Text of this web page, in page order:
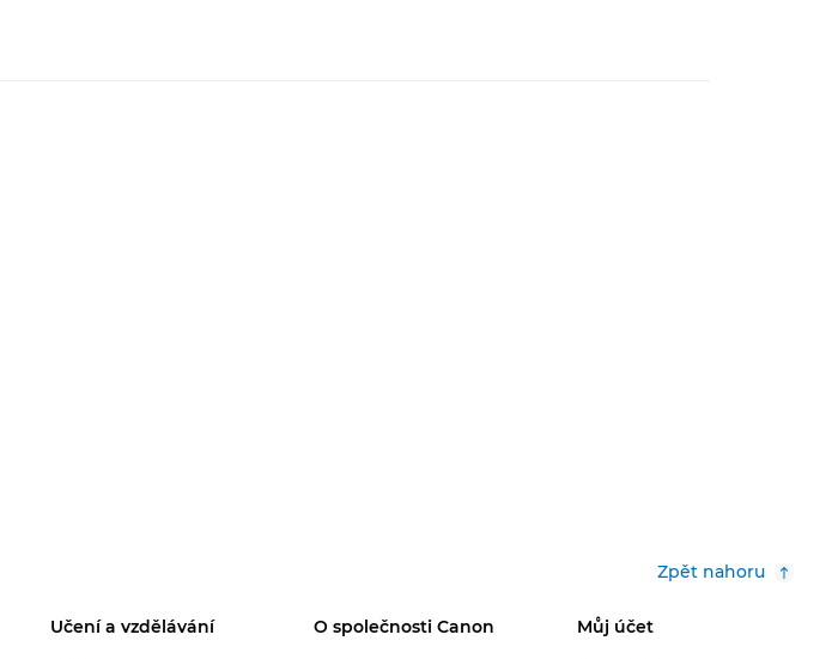
Zpět nahoru
Učení a vzdělávání O společnosti Canon Můj účet